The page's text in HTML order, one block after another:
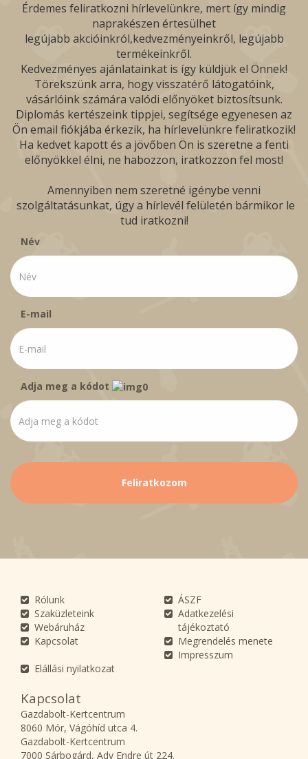
Érdemes feliratkozni hírlevelünkre, mert így mindig
naprakészen értesülhet
legújabb akcióinkról,kedvezményeinkről, legújabb
termékeinkről.
Kedvezményes ajánlatainkat is így küldjük el Önnek!
Törekszünk arra, hogy visszatérő látogatóink,
vásárlóink számára valódi előnyöket biztosítsunk.
Diplomás kertészeink tippjei, segítsége egyenesen az
Ön email fiókjába érkezik, ha hírlevelünkre feliratkozik!
Ha kedvet kapott és a jövőben Ön is szeretne a fenti
előnyökkel élni, ne habozzon, iratkozzon fel most!
Amennyiben nem szeretné igénybe venni
szolgáltatásunkat, úgy a hírlevél felületén bármikor le
tud iratkozni!
Név
E-mail
Adja meg a kódot
Rólunk
Szaküzleteink
Webáruház
Kapcsolat
ÁSZF
Adatkezelési
tájékoztató
Megrendelés menete
Impresszum
Elállási nyilatkozat
Kapcsolat
Gazdabolt-Kertcentrum
8060 Mór, Vágóhíd utca 4.
Gazdabolt-Kertcentrum
7000 Sárbogárd, Ady Endre út 224.